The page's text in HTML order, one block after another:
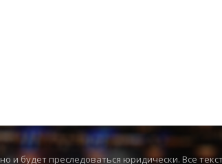
и будет преследоваться юридически. Все